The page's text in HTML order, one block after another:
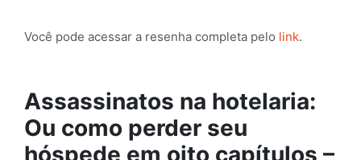
Você pode acessar a resenha completa pelo link.
Assassinatos na hotelaria:
Ou como perder seu
hóspede em oito capítulos –